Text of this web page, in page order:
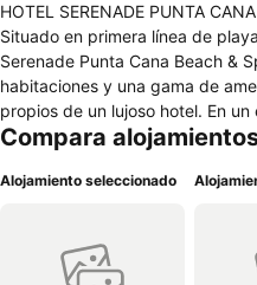
HOTEL SERENADE PUNTA
Situado en primera línea de
Serenade Punta Cana Beach &
habitaciones y una gama de
propios de un lujoso hotel. En un entorno de exuberante flora con la
que fue bendecida la República
espectacular playa de Punta Cana. Idóneo para disfrutar
espectaculares shows a ritmo caribeño. Le
Compara
Alojamiento seleccionado